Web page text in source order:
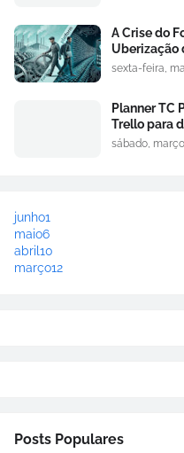
A Crise do
Uberização
sexta-feira,
Planner TC
Trello para
sábado,
junho1
maio6
abril 10
março12
Posts Populares